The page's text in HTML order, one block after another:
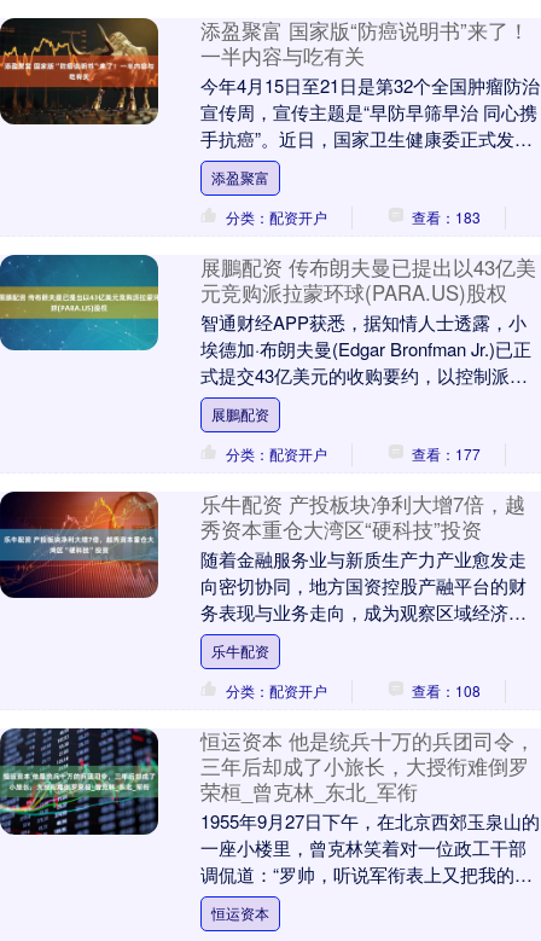
添盈聚富 国家版“防癌说明书”来了！
一半内容与吃有关
今年4月15日至21日是第32个全国肿瘤防治
宣传周，宣传主题是“早防早筛早治 同心携
手抗癌”。近日，国家卫生健康委正式发布
了《中国防癌健康生活方式守则》。 15....
添盈聚富
分类：配资开户
查看：183
展鵬配资 传布朗夫曼已提出以43亿美
元竞购派拉蒙环球(PARA.US)股权
智通财经APP获悉，据知情人士透露，小
埃德加·布朗夫曼(Edgar Bronfman Jr.)已正
式提交43亿美元的收购要约，以控制派拉
蒙环球(PARA.US)....
展鵬配资
分类：配资开户
查看：177
乐牛配资 产投板块净利大增7倍，越
秀资本重仓大湾区“硬科技”投资
随着金融服务业与新质生产力产业愈发走
向密切协同，地方国资控股产融平台的财
务表现与业务走向，成为观察区域经济高
质量发展路径的一扇窗口。4月8日晚间，
广州越秀资本控....
乐牛配资
分类：配资开户
查看：108
恒运资本 他是统兵十万的兵团司令，
三年后却成了小旅长，大授衔难倒罗
荣桓_曾克林_东北_军衔
1955年9月27日下午，在北京西郊玉泉山的
一座小楼里，曾克林笑着对一位政工干部
调侃道：“罗帅，听说军衔表上又把我的名
字划掉了？”他的语气带着半真半假的幽
默，屋....
恒运资本